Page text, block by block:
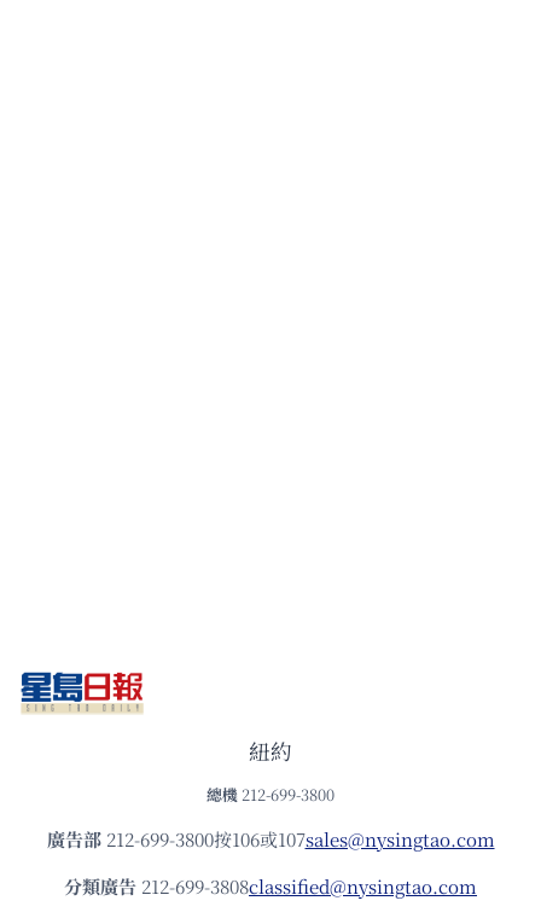
紐約
總機 212-699-3800
廣告部212-699-3800按106或107sales@nysingtao.com
分類廣告 212-699-3808classified@nysingtao.com